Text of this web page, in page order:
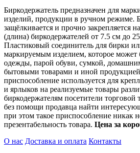
Биркодержатель предназначен для
изделий, продукции в ручном режиме.
защёлкивается и прочно закрепляется
(длина) биркодержателей от 7.5 см до
Пластиковый соединитель для бирки
маркируемым изделием, которое может
одежды, парой обуви, сумкой,
бытовыми товарами и иной
приспособление используется для
и ярлыков на реализуемые товары
биркодержателям посетители торговой
без помощи продавца найти
при этом такое приспособление никак
презентабельность товара. Цена за
О нас Доставка и оплата Контакты